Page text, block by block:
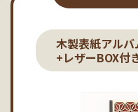
木製表紙アルバ
+レザーBOX付